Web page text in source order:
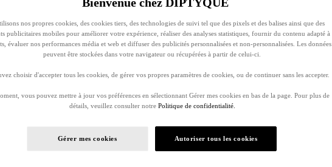
Bienvenue chez DIPTYQUE
nos propres cookies, des cookies tiers, des technologies de suivi tel que des pixels et des balises ainsi que des
publicitaires mobiles pour améliorer votre expérience, réaliser des analyses statistiques, fournir du contenu adapté à
évaluer nos performances média et web et diffuser des publicités personnalisées et non-personnalisées. Les données
peuvent être stockées dans votre navigateur ou récupérées à partir de celui-ci.
choisir d'accepter tous les cookies, de gérer vos propres paramètres de cookies, ou de continuer sans les accepter.
vous pouvez mettre à jour vos préférences en sélectionnant Gérer mes cookies en bas de la page. Pour plus de
détails, veuillez consulter notre Politique de confidentialité.
Gérer mes cookies Autoriser tous les cookies